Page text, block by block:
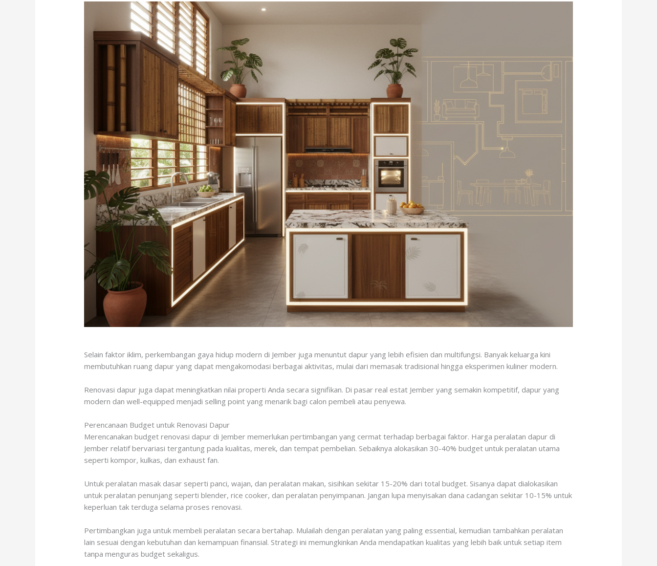
Selain faktor iklim, perkembangan gaya hidup modern di Jember juga menuntut dapur yang lebih efisien dan multifungsi. Banyak keluarga kini
membutuhkan ruang dapur yang dapat mengakomodasi berbagai aktivitas, mulai dari memasak tradisional hingga eksperimen kuliner modern.
Renovasi dapur juga dapat meningkatkan nilai properti Anda secara signifikan. Di pasar real estat Jember yang semakin kompetitif, dapur yang
modern dan well-equipped menjadi selling point yang menarik bagi calon pembeli atau penyewa.
Perencanaan Budget untuk Renovasi Dapur
Merencanakan budget renovasi dapur di Jember memerlukan pertimbangan yang cermat terhadap berbagai faktor. Harga peralatan dapur di
Jember relatif bervariasi tergantung pada kualitas, merek, dan tempat pembelian. Sebaiknya alokasikan 30-40% budget untuk peralatan utama
seperti kompor, kulkas, dan exhaust fan.
Untuk peralatan masak dasar seperti panci, wajan, dan peralatan makan, sisihkan sekitar 15-20% dari total budget. Sisanya dapat dialokasikan
untuk peralatan penunjang seperti blender, rice cooker, dan peralatan penyimpanan. Jangan lupa menyisakan dana cadangan sekitar 10-15% untuk
keperluan tak terduga selama proses renovasi.
Pertimbangkan juga untuk membeli peralatan secara bertahap. Mulailah dengan peralatan yang paling essential, kemudian tambahkan peralatan
lain sesuai dengan kebutuhan dan kemampuan finansial. Strategi ini memungkinkan Anda mendapatkan kualitas yang lebih baik untuk setiap item
tanpa menguras budget sekaligus.